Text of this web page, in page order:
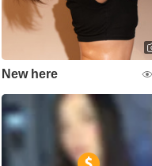
New here